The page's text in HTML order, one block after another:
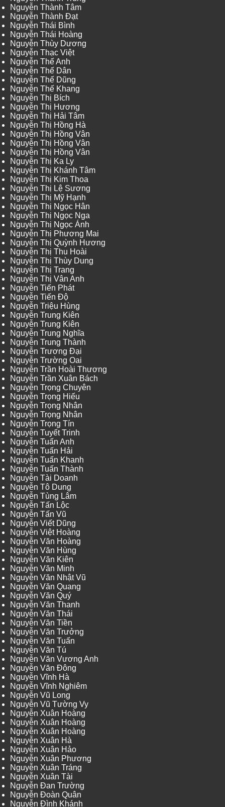
Nguyễn Thành Tâm
Nguyễn Thành Đạt
Nguyễn Thái Bình
Nguyễn Thái Hoàng
Nguyễn Thùy Dương
Nguyễn Thạc Việt
Nguyễn Thế Anh
Nguyễn Thế Dân
Nguyễn Thế Dũng
Nguyễn Thế Khang
Nguyễn Thị Bích
Nguyễn Thị Hương
Nguyễn Thị Hải Tâm
Nguyễn Thị Hồng Hà
Nguyễn Thị Hồng Vân
Nguyễn Thị Hồng Vân
Nguyễn Thị Hồng Vân
Nguyễn Thị Ka Ly
Nguyễn Thị Khánh Tâm
Nguyễn Thị Kim Thoa
Nguyễn Thị Lệ Sương
Nguyễn Thị Mỹ Hạnh
Nguyễn Thị Ngọc Hân
Nguyễn Thị Ngọc Nga
Nguyễn Thị Ngọc Ánh
Nguyễn Thị Phương Mai
Nguyễn Thị Quỳnh Hương
Nguyễn Thị Thu Hoài
Nguyễn Thị Thùy Dung
Nguyễn Thị Trang
Nguyễn Thị Vân Anh
Nguyễn Tiến Phát
Nguyễn Tiến Độ
Nguyễn Triệu Hùng
Nguyễn Trung Kiên
Nguyễn Trung Kiên
Nguyễn Trung Nghĩa
Nguyễn Trung Thành
Nguyễn Trương Đại
Nguyễn Trường Oai
Nguyễn Trần Hoài Thương
Nguyễn Trần Xuân Bách
Nguyễn Trọng Chuyên
Nguyễn Trọng Hiếu
Nguyễn Trọng Nhân
Nguyễn Trọng Nhân
Nguyễn Trọng Tín
Nguyễn Tuyết Trinh
Nguyễn Tuấn Anh
Nguyễn Tuấn Hải
Nguyễn Tuấn Khanh
Nguyễn Tuấn Thành
Nguyễn Tài Doanh
Nguyễn Tô Dung
Nguyễn Tùng Lâm
Nguyễn Tấn Lộc
Nguyễn Tấn Vũ
Nguyễn Viết Dũng
Nguyễn Việt Hoàng
Nguyễn Văn Hoàng
Nguyễn Văn Hùng
Nguyễn Văn Kiên
Nguyễn Văn Minh
Nguyễn Văn Nhật Vũ
Nguyễn Văn Quang
Nguyễn Văn Quý
Nguyễn Văn Thanh
Nguyễn Văn Thái
Nguyễn Văn Tiền
Nguyễn Văn Trưởng
Nguyễn Văn Tuấn
Nguyễn Văn Tú
Nguyễn Văn Vương Anh
Nguyễn Văn Đông
Nguyễn Vĩnh Hà
Nguyễn Vĩnh Nghiêm
Nguyễn Vũ Long
Nguyễn Vũ Tường Vy
Nguyễn Xuân Hoàng
Nguyễn Xuân Hoàng
Nguyễn Xuân Hoàng
Nguyễn Xuân Hà
Nguyễn Xuân Hảo
Nguyễn Xuân Phương
Nguyễn Xuân Tráng
Nguyễn Xuân Tài
Nguyễn Đan Trường
Nguyễn Đoàn Quân
Nguyễn Đình Khánh